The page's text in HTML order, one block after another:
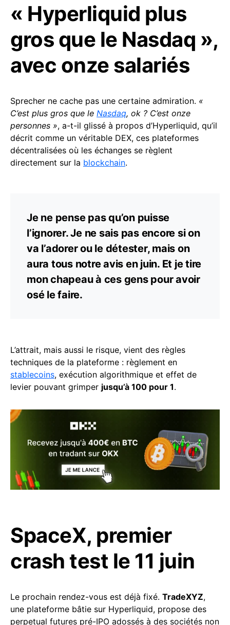
« Hyperliquid plus
gros que le Nasdaq »,
avec onze salariés
Sprecher ne cache pas une certaine admiration. «
C’est plus gros que le Nasdaq, ok ? C’est onze
personnes », a-t-il glissé à propos d’Hyperliquid, qu’il
décrit comme un véritable DEX, ces plateformes
décentralisées où les échanges se règlent
directement sur la blockchain.
Je ne pense pas qu’on puisse
l’ignorer. Je ne sais pas encore si on
va l’adorer ou le détester, mais on
aura tous notre avis en juin. Et je tire
mon chapeau à ces gens pour avoir
osé le faire.
L’attrait, mais aussi le risque, vient des règles
techniques de la plateforme : règlement en
stablecoins, exécution algorithmique et effet de
levier pouvant grimper jusqu’à 100 pour 1.
SpaceX, premier
crash test le 11 juin
Le prochain rendez-vous est déjà fixé. TradeXYZ,
une plateforme bâtie sur Hyperliquid, propose des
perpetual futures pré-IPO adossés à des sociétés non